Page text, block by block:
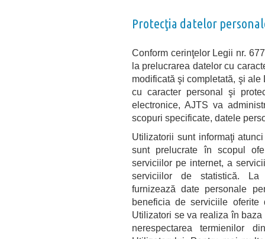
Protecţia datelor
Conform cerinţelor Legii nr.
la prelucrarea datelor cu
modificată şi completată, şi
cu caracter personal şi
electronice, AJTS va
scopuri specificate, datele
Utilizatorii sunt informaţi
sunt prelucrate în scopul
serviciilor pe internet, a
serviciilor de statistică. La
furnizează date personale
beneficia de serviciile
Utilizatori se va realiza în
nerespectarea termienilor